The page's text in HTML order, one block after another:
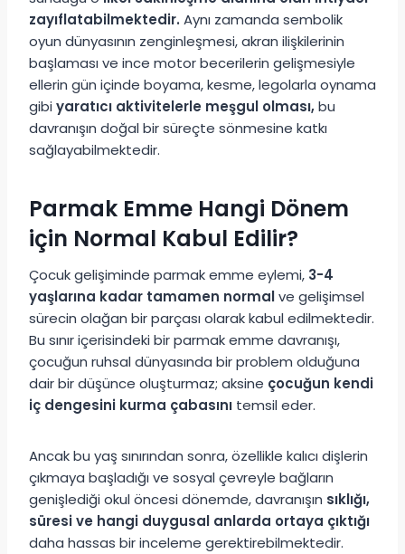
zayıflatabilmektedir. Aynı zamanda sembolik
oyun dünyasının zenginleşmesi, akran ilişkilerinin
başlaması ve ince motor becerilerin gelişmesiyle
ellerin gün içinde boyama, kesme, legolarla oynama
gibi yaratıcı aktivitelerle meşgul olması,bu
davranışın doğal bir süreçte sönmesine katkı
sağlayabilmektedir.
Parmak Emme Hangi Dönem
için Normal Kabul Edilir?
Çocuk gelişiminde parmak emme eylemi, 3-4
yaşlarına kadar tamamen normalve gelişimsel
sürecin olağan bir parçası olarak kabul edilmektedir.
Bu sınır içerisindeki bir parmak emme davranışı,
çocuğun ruhsal dünyasında bir problem olduğuna
dair bir düşünce oluşturmaz; aksine çocuğun kendi
iç dengesini kurma çabasını temsil eder.
Ancak bu yaş sınırından sonra, özellikle kalıcı dişlerin
çıkmaya başladığı ve sosyal çevreyle bağların
genişlediği okul öncesi dönemde, davranışın sıklığı,
süresi ve hangi duygusal anlarda ortaya çıktığı
daha hassas bir inceleme gerektirebilmektedir.